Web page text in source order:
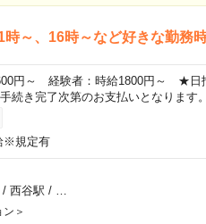
～、16時～など好きな勤務
円～ 経験者：時給1800円～ ★日
続き完了次第のお支払いとなります。
※規定有
/ 西谷駅 /
＞